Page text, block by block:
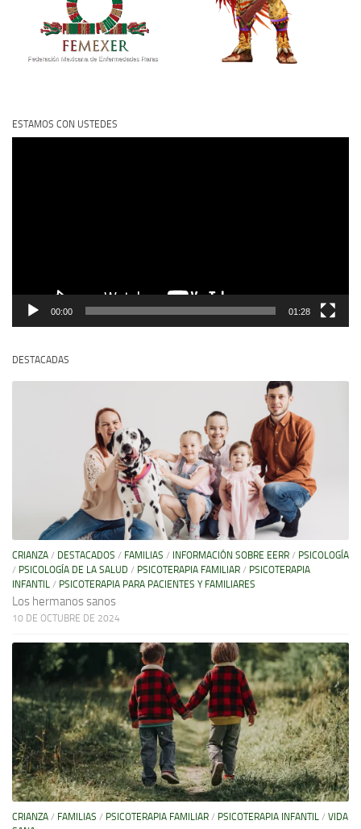
ESTAMOS CON USTEDES
00:00 01:28
DESTACADAS
CRIANZA / DESTACADOS / FAMILIAS / INFORMACIÓN SOBRE EERR / PSICOLOGÍA
/ PSICOLOGÍA DE LA SALUD / PSICOTERAPIA FAMILIAR / PSICOTERAPIA
INFANTIL / PSICOTERAPIA PARA PACIENTES Y FAMILIARES
Los hermanos sanos
10 DE OCTUBRE DE 2024
CRIANZA / FAMILIAS / PSICOTERAPIA FAMILIAR / PSICOTERAPIA INFANTIL / VIDA